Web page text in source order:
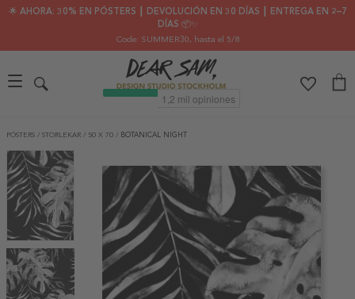
🌟 AHORA: 30% EN PÓSTERS ┃ DEVOLUCIÓN EN 30 DÍAS ┃ ENTREGA EN 2–7
DÍAS 📦✨
Code: SUMMER30, hasta el 5/8
PÓSTERS / STORLEKAR / 50 X 70 / BOTANICAL NIGHT